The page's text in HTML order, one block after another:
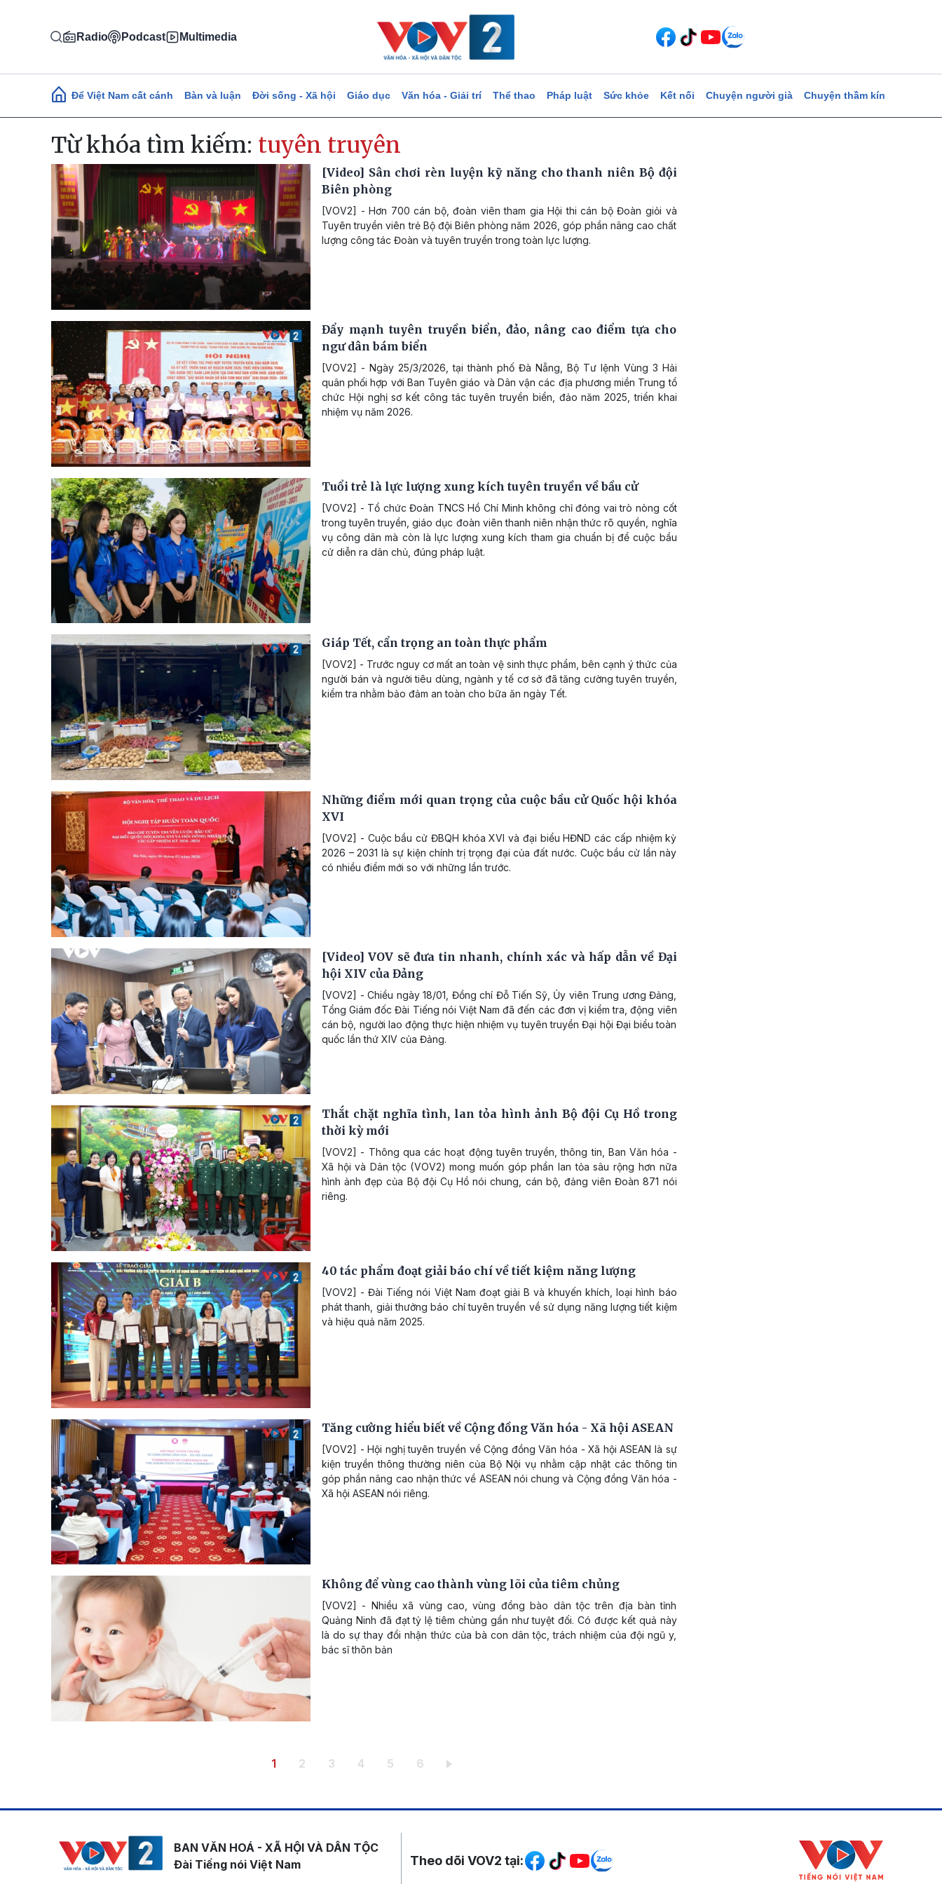
Radio Podcast Multimedia
Main navigation
Để Việt Nam cất cánh Bàn và luận Đời sống - Xã hội Giáo dục Văn hóa - Giải trí Thể thao Pháp luật Sức khỏe Kết nối Chuyện người già Chuyện thầm kín
Từ khóa tìm kiếm: tuyên truyên
[Video] Sân chơi rèn luyện kỹ năng cho thanh niên Bộ đội
Biên phòng
[VOV2] - Hơn 700 cán bộ, đoàn viên tham gia Hội thi cán bộ Đoàn giỏi và
Tuyên truyền viên trẻ Bộ đội Biên phòng năm 2026, góp phần nâng cao chất
lượng công tác Đoàn và tuyên truyền trong toàn lực lượng.
Đẩy mạnh tuyên truyền biển, đảo, nâng cao điểm tựa cho
ngư dân bám biển
[VOV2] - Ngày 25/3/2026, tại thành phố Đà Nẵng, Bộ Tư lệnh Vùng 3 Hải
quân phối hợp với Ban Tuyên giáo và Dân vận các địa phương miền Trung tổ
chức Hội nghị sơ kết công tác tuyên truyền biển, đảo năm 2025, triển khai
nhiệm vụ năm 2026.
Tuổi trẻ là lực lượng xung kích tuyên truyền về bầu cử
[VOV2] - Tổ chức Đoàn TNCS Hồ Chí Minh không chỉ đóng vai trò nòng cốt
trong tuyên truyền, giáo dục đoàn viên thanh niên nhận thức rõ quyền, nghĩa
vụ công dân mà còn là lực lượng xung kích tham gia chuẩn bị để cuộc bầu
cử diễn ra dân chủ, đúng pháp luật.
Giáp Tết, cẩn trọng an toàn thực phẩm
[VOV2] - Trước nguy cơ mất an toàn vệ sinh thực phẩm, bên cạnh ý thức của
người bán và người tiêu dùng, ngành y tế cơ sở đã tăng cường tuyên truyền,
kiểm tra nhằm bảo đảm an toàn cho bữa ăn ngày Tết.
Những điểm mới quan trọng của cuộc bầu cử Quốc hội khóa
XVI
[VOV2] - Cuộc bầu cử ĐBQH khóa XVI và đại biểu HĐND các cấp nhiệm kỳ
2026 – 2031 là sự kiện chính trị trọng đại của đất nước. Cuộc bầu cử lần này
có nhiều điểm mới so với những lần trước.
[Video] VOV sẽ đưa tin nhanh, chính xác và hấp dẫn về Đại
hội XIV của Đảng
[VOV2] - Chiều ngày 18/01, Đồng chí Đỗ Tiến Sỹ, Ủy viên Trung ương Đảng,
Tổng Giám đốc Đài Tiếng nói Việt Nam đã đến các đơn vị kiểm tra, động viên
cán bộ, người lao động thực hiện nhiệm vụ tuyên truyền Đại hội Đại biểu toàn
quốc lần thứ XIV của Đảng.
Thắt chặt nghĩa tình, lan tỏa hình ảnh Bộ đội Cụ Hồ trong
thời kỳ mới
[VOV2] - Thông qua các hoạt động tuyên truyền, thông tin, Ban Văn hóa -
Xã hội và Dân tộc (VOV2) mong muốn góp phần lan tỏa sâu rộng hơn nữa
hình ảnh đẹp của Bộ đội Cụ Hồ nói chung, cán bộ, đảng viên Đoàn 871 nói
riêng.
40 tác phẩm đoạt giải báo chí về tiết kiệm năng lượng
[VOV2] - Đài Tiếng nói Việt Nam đoạt giải B và khuyến khích, loại hình báo
phát thanh, giải thưởng báo chí tuyên truyền về sử dụng năng lượng tiết kiệm
và hiệu quả năm 2025.
Tăng cường hiểu biết về Cộng đồng Văn hóa - Xã hội ASEAN
[VOV2] - Hội nghị tuyên truyền về Cộng đồng Văn hóa - Xã hội ASEAN là sự
kiện truyền thông thường niên của Bộ Nội vụ nhằm cập nhật các thông tin
góp phần nâng cao nhận thức về ASEAN nói chung và Cộng đồng Văn hóa -
Xã hội ASEAN nói riêng.
Không để vùng cao thành vùng lõi của tiêm chủng
[VOV2] - Nhiều xã vùng cao, vùng đồng bào dân tộc trên địa bàn tỉnh
Quảng Ninh đã đạt tỷ lệ tiêm chủng gần như tuyệt đối. Có được kết quả này
là do sự thay đổi nhận thức của bà con dân tộc, trách nhiệm của đội ngũ y,
bác sĩ thôn bản
Trang hiện thời
1 Trang
2 Trang
3 Trang
4 Trang
5 Trang
6
BAN VĂN HOÁ - XÃ HỘI VÀ DÂN TỘC
Đài Tiếng nói Việt Nam
Mạng xã hội
Theo dõi VOV2 tại: